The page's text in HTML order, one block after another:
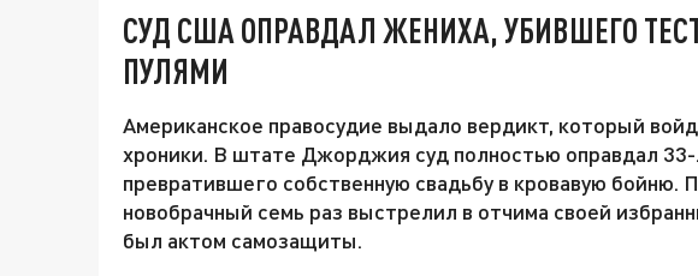
СУД США ОПРАВДАЛ ЖЕНИХА, УБИВШЕГО
ПУЛЯМИ
Американское правосудие выдало вердикт, который
хроники. В штате Джорджия суд полностью оправдал 33-
превратившего собственную свадьбу в кровавую бойню.
новобрачный семь раз выстрелил в отчима своей
был актом самозащиты.